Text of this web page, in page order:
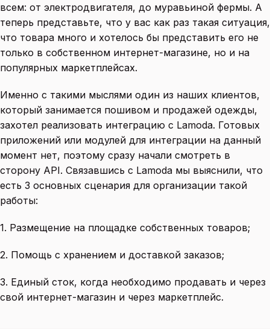
всем: от электродвигателя, до муравьиной фермы. А
теперь представьте, что у вас как раз такая ситуация,
что товара много и хотелось бы представить его не
только в собственном интернет-магазине, но и на
популярных маркетплейсах.
Именно с такими мыслями один из наших клиентов,
который занимается пошивом и продажей одежды,
захотел реализовать интеграцию с Lamoda. Готовых
приложений или модулей для интеграции на данный
момент нет, поэтому сразу начали смотреть в
сторону API. Связавшись с Lamoda мы выяснили, что
есть 3 основных сценария для организации такой
работы:
1. Размещение на площадке собственных товаров;
2. Помощь с хранением и доставкой заказов;
3. Единый сток, когда необходимо продавать и через
свой интернет-магазин и через маркетплейс.